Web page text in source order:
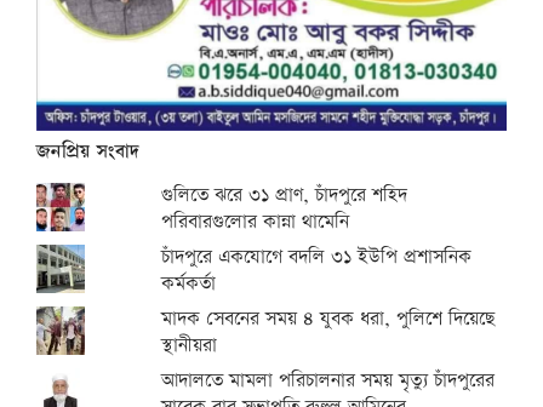
জনপ্রিয় সংবাদ
গুলিতে ঝরে ৩১ প্রাণ, চাঁদপুরে শহিদ
পরিবারগুলোর কান্না থামেনি
চাঁদপুরে একযোগে বদলি ৩১ ইউপি প্রশাসনিক
কর্মকর্তা
মাদক সেবনের সময় ৪ যুবক ধরা, পুলিশে দিয়েছে
স্থানীয়রা
আদালতে মামলা পরিচালনার সময় মৃত্যু চাঁদপুরের